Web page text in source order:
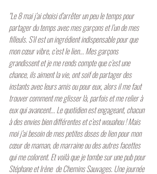
"Le 8 mai j’ai choisi d’arrêter un peu le temps pour
partager du temps avec mes garçons et l’un de mes
filleuls. S’il est un ingrédient indispensable pour que
mon cœur vibre, c’est le lien... Mes garçons
grandissent et je me rends compte que c’est une
chance, ils aiment la vie, ont soif de partager des
instants avec leurs amis ou pour eux, alors il me faut
trouver comment me glisser là, parfois et me relier à
eux qui avancent... Le quotidien est engageant, chacun
à des envies bien différentes et c’est wouahou ! Mais
moi j’ai besoin de mes petites doses de lien pour mon
cœur de maman, de marraine ou des autres facettes
qui me colorent. Et voilà que je tombe sur une pub pour
Stéphane et Irène  de Chemins Sauvages. Une journée